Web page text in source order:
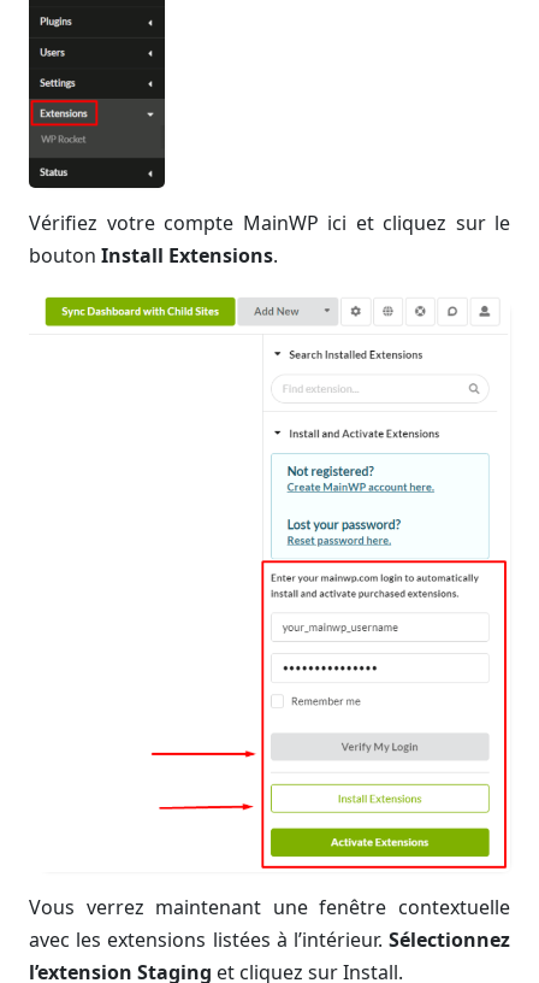
Vérifiez votre compte MainWP ici et cliquez sur le
bouton Install Extensions.
Vous verrez maintenant une fenêtre contextuelle
avec les extensions listées à l’intérieur. Sélectionnez
l’extension Staging et cliquez sur Install.